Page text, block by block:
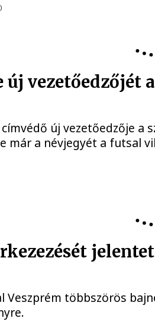
vezetőedzőjét
új vezetőedzője a
már a névjegyét a futsal
Veszprém többszörös